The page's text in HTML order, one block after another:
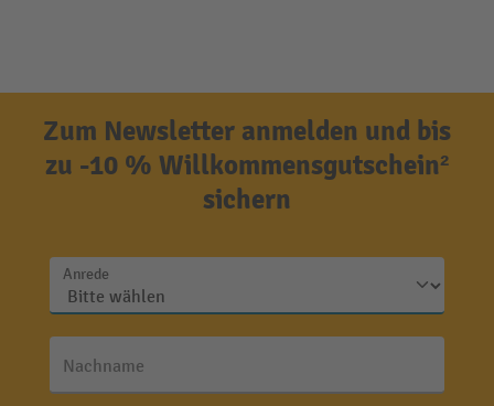
Zum Newsletter anmelden und bis
zu -10 % Willkommensgutschein²
sichern
Anrede
Nachname